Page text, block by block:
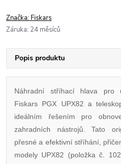
Značka: Fiskars
Záruka: 24 měsíců
Popis produktu
Náhradní stříhací hlava pro
Fiskars PGX UPX82 a
ideálním řešením pro
zahradních nástrojů. Tato
přesné a efektivní stříhání,
modely UPX82 (položka č.